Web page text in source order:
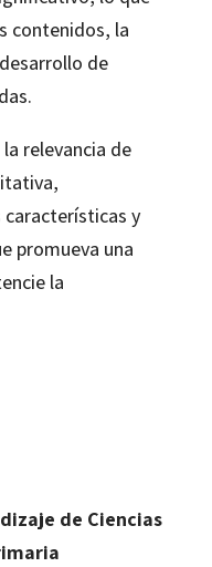
contenidos, la
de
relevancia de
y
promueva una
la
de Ciencias